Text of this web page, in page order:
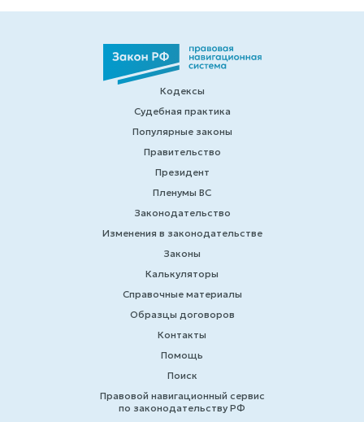
Кодексы
Судебная практика
Популярные законы
Правительство
Президент
Пленумы ВС
Законодательство
Изменения в законодательстве
Законы
Калькуляторы
Справочные материалы
Образцы договоров
Контакты
Помощь
Поиск
Правовой навигационный сервис
по законодательству РФ